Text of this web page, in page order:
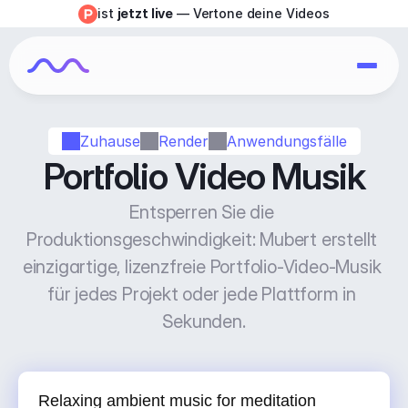
Zuhause Render Anwendungsfälle
Portfolio Video Musik
Entsperren Sie die
Produktionsgeschwindigkeit: Mubert erstellt
einzigartige, lizenzfreie Portfolio-Video-Musik
für jedes Projekt oder jede Plattform in
Sekunden.
ist jetzt live — Vertone deine Videos